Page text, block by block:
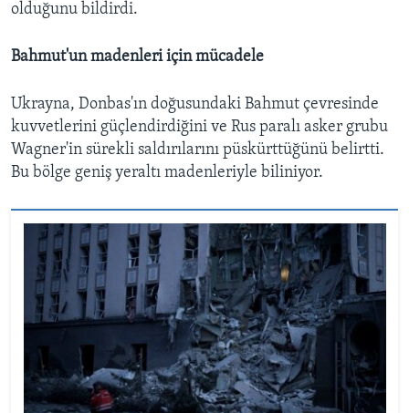
olduğunu bildirdi.
Bahmut'un madenleri için mücadele
Ukrayna, Donbas'ın doğusundaki Bahmut çevresinde
kuvvetlerini güçlendirdiğini ve Rus paralı asker grubu
Wagner'in sürekli saldırılarını püskürttüğünü belirtti.
Bu bölge geniş yeraltı madenleriyle biliniyor.